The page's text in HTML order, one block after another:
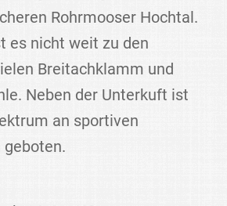
Rohrmooser Hochtal.
es nicht weit zu den
Breitachklamm und
Neben der Unterkuft ist
an sportiven